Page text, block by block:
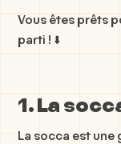
Vous êtes prêts
parti ! ⬇️
1. La
La socca est une